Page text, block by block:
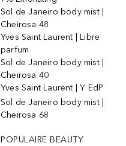
Sol de Janeiro body mist |
Cheirosa 48
Yves Saint Laurent | Libre
parfum
Sol de Janeiro body mist |
Cheirosa 40
Yves Saint Laurent | Y EdP
Sol de Janeiro body mist |
Cheirosa 68
POPULAIRE BEAUTY